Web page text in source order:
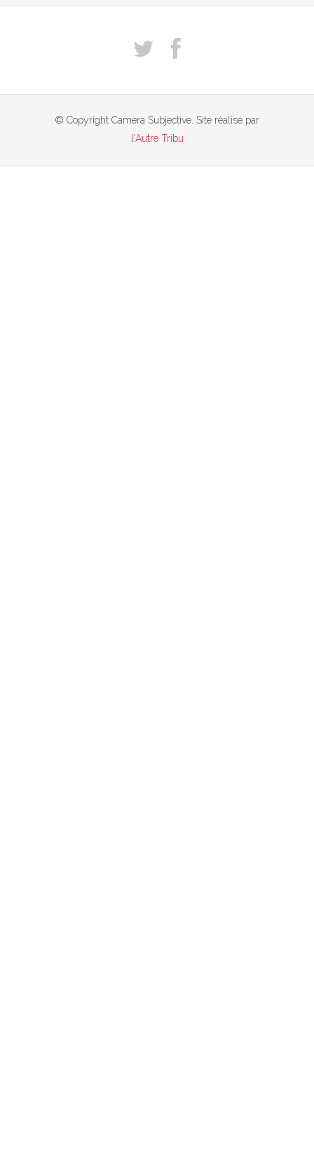
© Copyright Camera Subjective. Site réalisé par
l'Autre Tribu